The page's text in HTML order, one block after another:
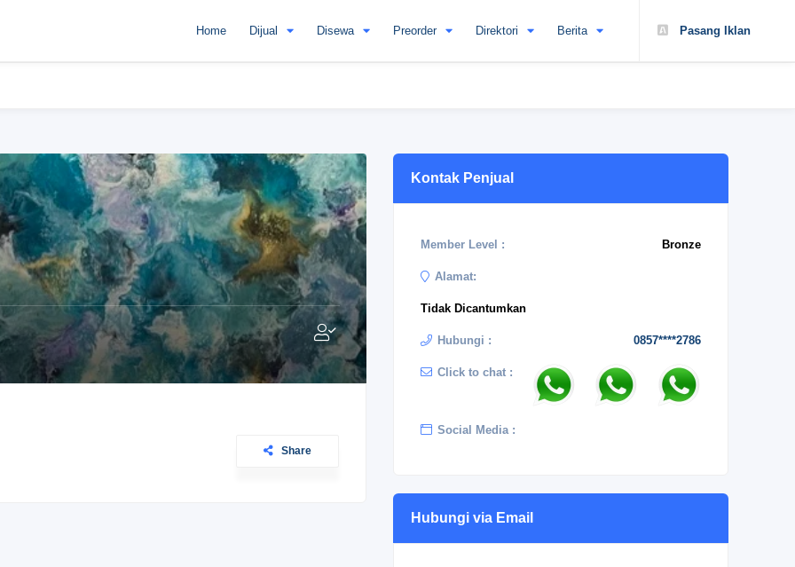
Pasang Iklan
Home Dijual Disewa Preorder Direktori Berita
Share
Kontak Penjual
Member Level : Bronze
Alamat:
Tidak Dicantumkan
Hubungi : 0857****2786
Click to chat :
Social Media :
Hubungi via Email